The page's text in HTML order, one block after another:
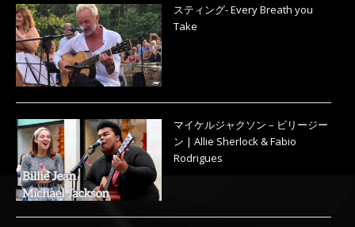
スティング- Every Breath you
Take
マイケルジャクソン – ビリージー
ン | Allie Sherlock & Fabio
Rodrigues